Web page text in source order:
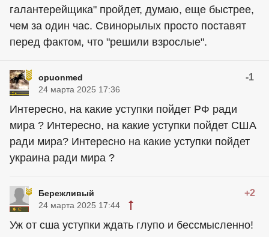
галантерейщика" пройдет, думаю, еще быстрее,
чем за один час. Свинорылых просто поставят
перед фактом, что "решили взрослые".
opuonmed -1
24 марта 2025 17:36
Интересно, на какие уступки пойдет РФ ради
мира ? Интересно, на какие уступки пойдет США
ради мира? Интересно на какие уступки пойдет
украина ради мира ?
Бережливый +2
24 марта 2025 17:44
Уж от сша уступки ждать глупо и бессмысленно!